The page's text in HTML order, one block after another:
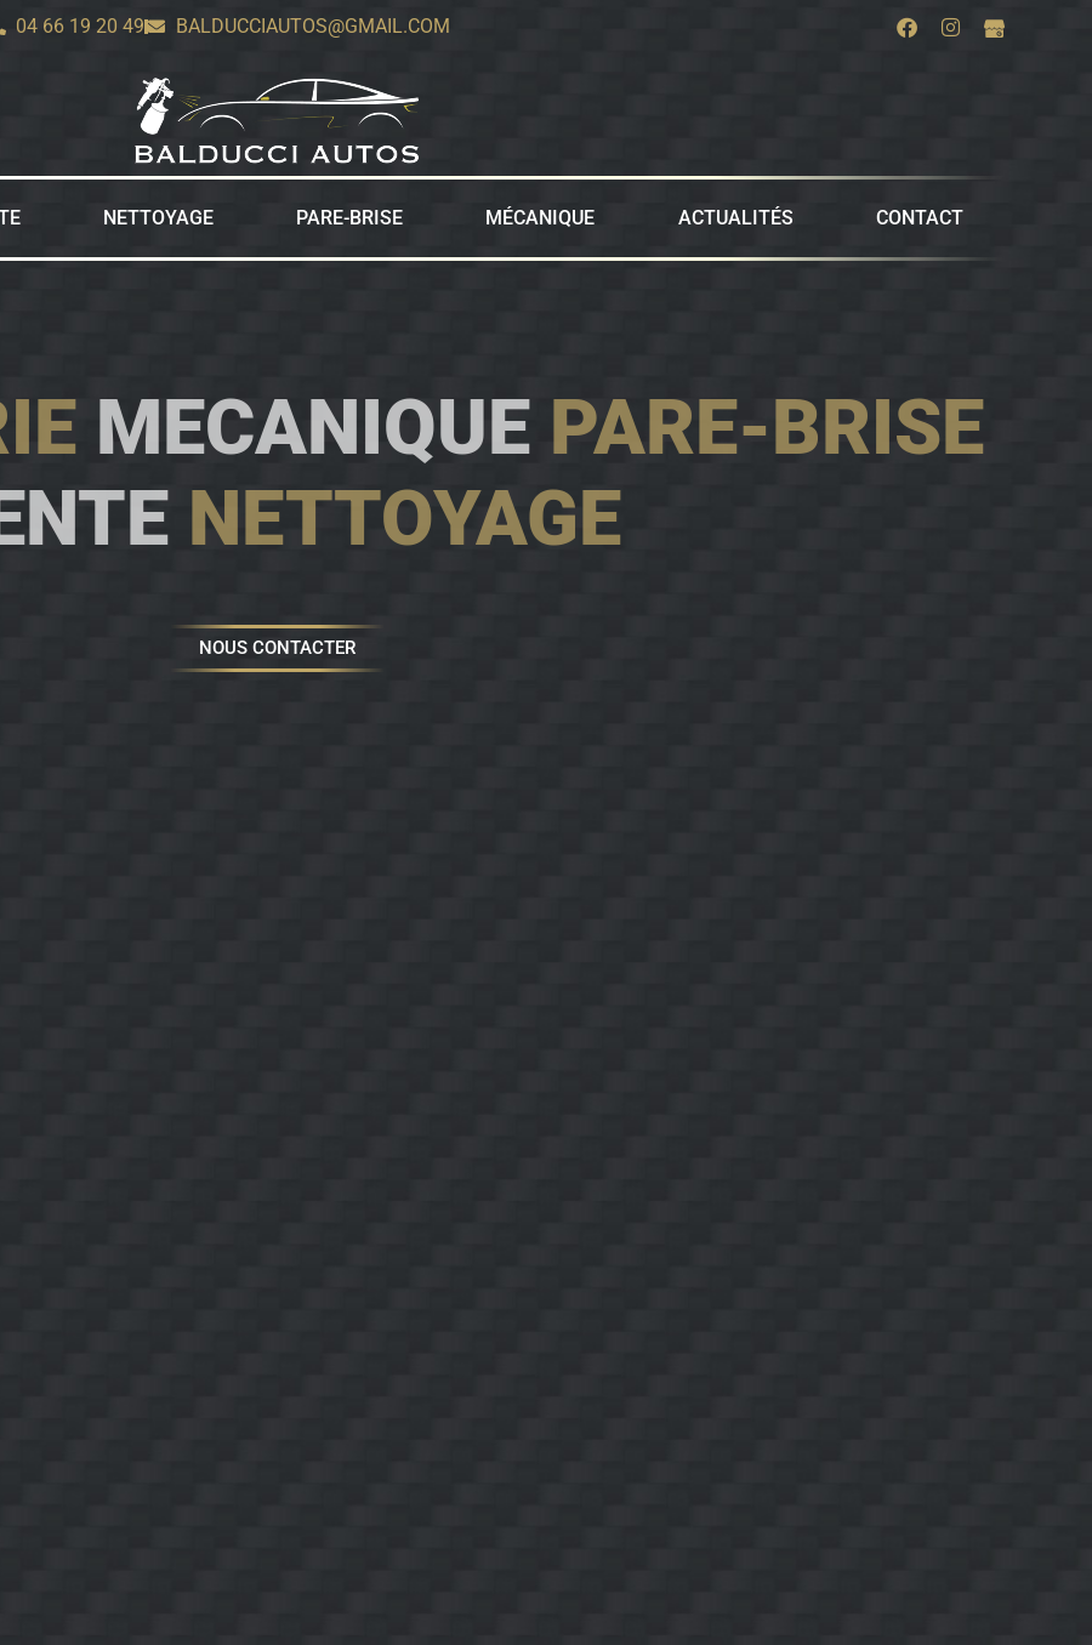
04 66 19 20 49 BALDUCCIAUTOS@GMAIL.COM
NETTOYAGE PARE-BRISE MÉCANIQUE ACTUALITÉS CONTACT
MECANIQUE PARE-BRISE
NETTOYAGE
NOUS CONTACTER